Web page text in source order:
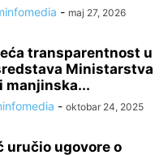
- maj 27, 2026
transparentnost u
Ministarstva
manjinska...
- oktobar 24, 2025
uručio ugovore o